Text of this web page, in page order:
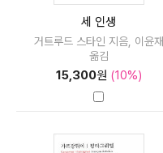
세 인생
거트루드 스타인 지음, 이윤재
옮김
15,300원 (10%)